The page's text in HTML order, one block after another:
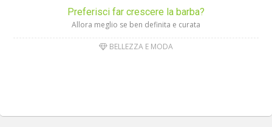
Preferisci far crescere la barba?
Allora meglio se ben definita e curata
BELLEZZA E MODA